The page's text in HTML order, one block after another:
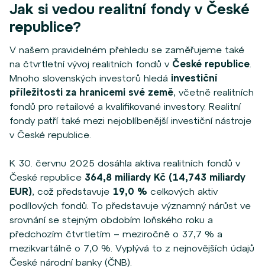
Jak si vedou realitní fondy v České
republice?
V našem pravidelném přehledu se zaměřujeme také
na čtvrtletní vývoj realitních fondů v České republice
Mnoho slovenských investorů hledá investiční
příležitosti za hranicemi své země, včetně realitních
fondů pro retailové a kvalifikované investory. Realitní
fondy patří také mezi nejoblíbenější investiční nástroje
v České republice.
K 30. červnu 2025 dosáhla aktiva realitních fondů v
České republice 364,8 miliardy Kč (14,743 miliardy
EUR), což představuje 19,0 % celkových aktiv
podílových fondů. To představuje významný nárůst ve
srovnání se stejným obdobím loňského roku a
předchozím čtvrtletím – meziročně o 37,7 % a
mezikvartálně o 7,0 %. Vyplývá to z nejnovějších údajů
České národní banky (ČNB).